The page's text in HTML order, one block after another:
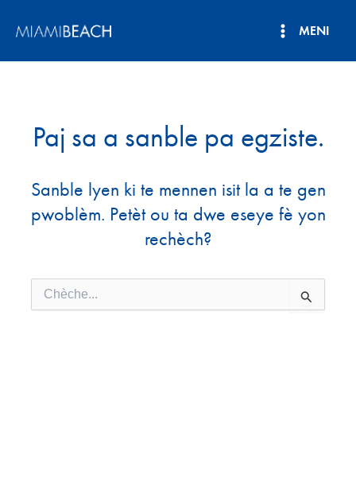
nan
MENI
Paj sa a sanble pa egziste.
Sanble lyen ki te mennen isit la a te gen
pwoblèm. Petèt ou ta dwe eseye fè yon
rechèch?
Chèche
pou: